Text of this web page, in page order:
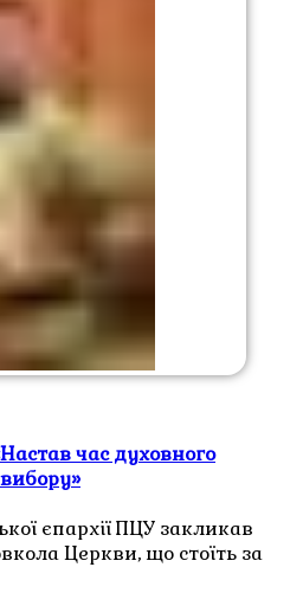
час духовного
єпархії ПЦУ закликав
Церкви, що стоїть за